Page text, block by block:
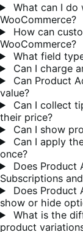
What can I do
WooCommerce?
How can
WooCommerce?
What field
Can I charge
Can Product
value?
Can I collect
their price?
Can I show
Can I apply
once?
Does Product
Subscriptions
Does Product
show or hide
What is the
product